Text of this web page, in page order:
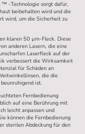
™ -Technologie sorgt dafür,
beibehalten wird und die
wird, um die Sicherheit zu
klaren 50 µm-Fleck. Diese
anderen Lasern, die eine
Laserfleck auf der
verbessert die Wirksamkeit
für Schäden an
die die
ist.
Fernbedienung
auf eine Berührung mit
leicht anpassen und
können die Fernbedienung
sterilen Abdeckung für den